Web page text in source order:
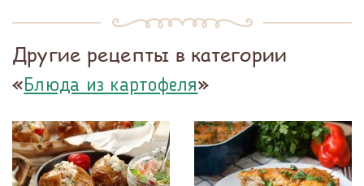
Другие рецепты в категории
«Блюда из картофеля»